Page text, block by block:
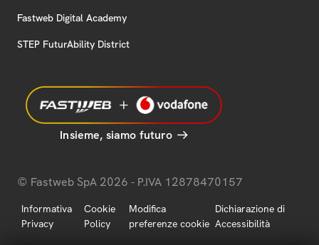
Fastweb Digital Academy
STEP FuturAbility District
Insieme, siamo futuro
© Fastweb SpA 2026 - P.IVA 12878470157
Informativa
Privacy
Cookie
Policy
Modifica
preferenze cookie
Dichiarazione di
Accessibilità